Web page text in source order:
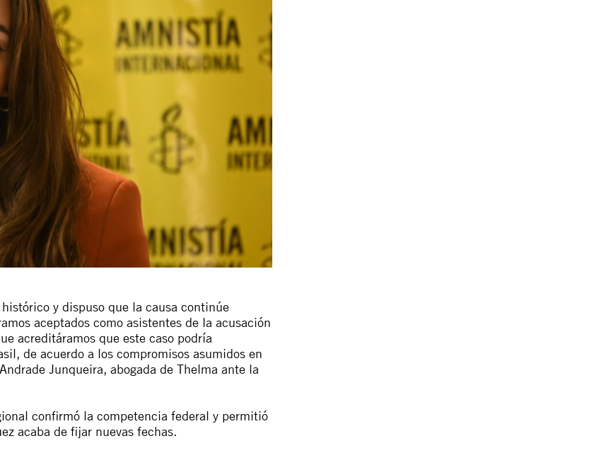
y dispuso que la causa continúe
aceptados como asistentes de la acusación
acreditáramos que este caso podría
de acuerdo a los compromisos asumidos en
Junqueira, abogada de Thelma ante la
confirmó la competencia federal y permitió
acaba de fijar nuevas fechas.